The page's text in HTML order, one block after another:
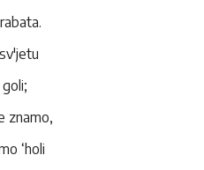
znamo,
‘holi